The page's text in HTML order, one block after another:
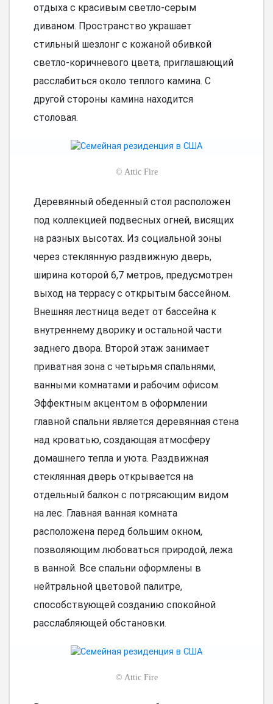
отдыха с красивым светло-серым
диваном. Пространство украшает
стильный шезлонг с кожаной обивкой
светло-коричневого цвета, приглашающий
расслабиться около теплого камина. С
другой стороны камина находится
столовая.
© Attic Fire
Деревянный обеденный стол расположен
под коллекцией подвесных огней, висящих
на разных высотах. Из социальной зоны
через стеклянную раздвижную дверь,
ширина которой 6,7 метров, предусмотрен
выход на террасу с открытым бассейном.
Внешняя лестница ведет от бассейна к
внутреннему дворику и остальной части
заднего двора. Второй этаж занимает
приватная зона с четырьмя спальнями,
ванными комнатами и рабочим офисом.
Эффектным акцентом в оформлении
главной спальни является деревянная стена
над кроватью, создающая атмосферу
домашнего тепла и уюта. Раздвижная
стеклянная дверь открывается на
отдельный балкон с потрясающим видом
на лес. Главная ванная комната
расположена перед большим окном,
позволяющим любоваться природой, лежа
в ванной. Все спальни оформлены в
нейтральной цветовой палитре,
способствующей созданию спокойной
расслабляющей обстановки.
© Attic Fire